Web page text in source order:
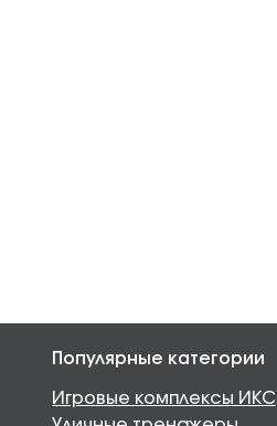
Популярные категории
Игровые комплексы ИКС